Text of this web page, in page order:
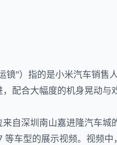
运镜"）指的是小米汽车销
配合大幅度的机身晃动
自深圳南山嘉进隆汽车
等车型的展示视频。视频